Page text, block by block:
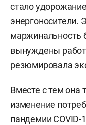
стало
энергоносители.
маржинальность
вынуждены
резюмировала
Вместе с тем она
изменение
пандемии